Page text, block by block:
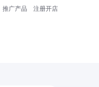
推广产品 注册开店